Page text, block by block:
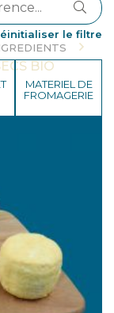
le filtre
MATERIEL DE
FROMAGERIE
BIO